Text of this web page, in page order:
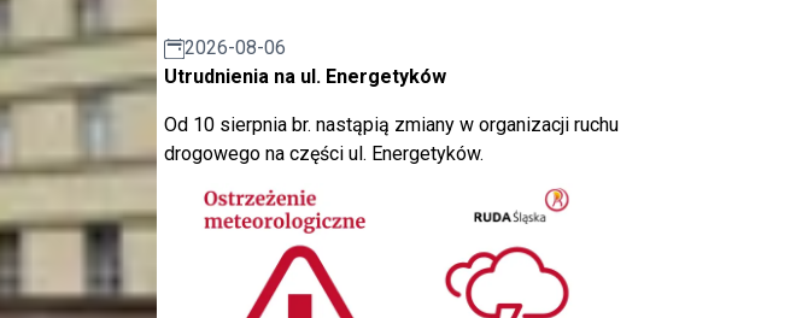
2026-08-06
Utrudnienia na ul. Energetyków
Od 10 sierpnia br. nastąpią zmiany w organizacji ruchu
drogowego na części ul. Energetyków.